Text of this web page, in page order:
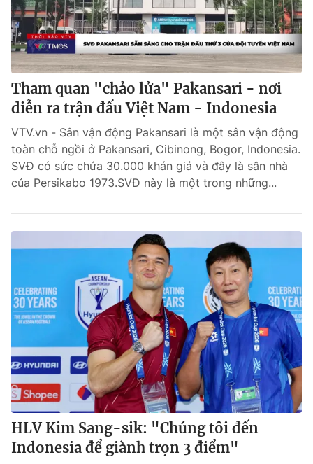
Tham quan "chảo lửa" Pakansari - nơi
diễn ra trận đấu Việt Nam - Indonesia
VTV.vn - Sân vận động Pakansari là một sân vận động
toàn chỗ ngồi ở Pakansari, Cibinong, Bogor, Indonesia.
SVĐ có sức chứa 30.000 khán giả và đây là sân nhà
của Persikabo 1973.SVĐ này là một trong những...
HLV Kim Sang-sik: "Chúng tôi đến
Indonesia để giành trọn 3 điểm"